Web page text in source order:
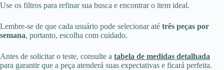
Use os filtros para refinar sua busca e encontrar o item ideal.
Lembre-se de que cada usuário pode selecionar até três peças por
semana, portanto, escolha com cuidado.
Antes de solicitar o teste, consulte a tabela de medidas detalhada
para garantir que a peça atenderá suas expectativas e ficará perfeita.